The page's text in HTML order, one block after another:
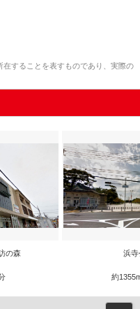
することを表すものであり、実際の
の森 浜寺
約